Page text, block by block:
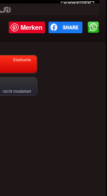
(0)
Merken
Startseite
nicht moderiert